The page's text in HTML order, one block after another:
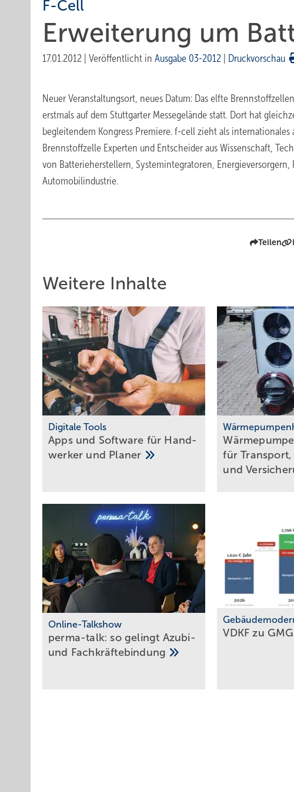
F-Cell
Erweiterung um
17.01.2012 Veröffentlicht in Ausgabe 03-2012 Druckvorschau
Neuer Veranstaltungsort, neues Datum: Das elfte
erstmals auf dem Stuttgarter Messegelände statt. Dort hat
begleitendem Kongress Premiere. f-cell zieht als
Brennstoffzelle Experten und Entscheider aus Wissenschaft,
von Batterieherstellern, Systemintegratoren,
Automobilindustrie.
Teilen
Weitere Inhalte
Digitale Tools
Apps und Soft­ware für Hand­
werker und Planer
für
und
Online-Talkshow
perma-talk: so gelingt Azubi-
und Fach­kräf­te­bin­dung
VDKF zu